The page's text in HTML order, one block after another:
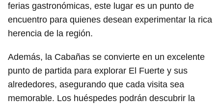
ferias gastronómicas, este lugar es un punto de
encuentro para quienes desean experimentar la rica
herencia de la región.
Además, la Cabañas se convierte en un excelente
punto de partida para explorar El Fuerte y sus
alrededores, asegurando que cada visita sea
memorable. Los huéspedes podrán descubrir la